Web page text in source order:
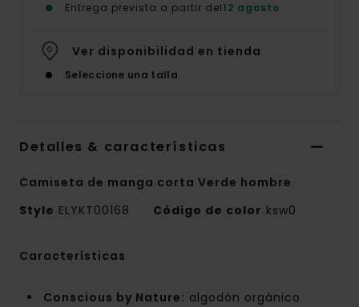
Entrega prevista a partir del12 agosto
Ver disponibilidad en tienda
Seleccione una talla
Detalles & características
Camiseta de manga corta Verde hombre
Style ELYKT00168 Código de color ksw0
Características
Conscious by Nature: algodón orgánico